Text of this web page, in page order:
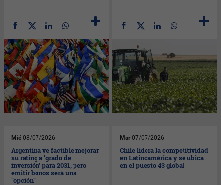
Mié 08/07/2026
Argentina ve factible mejorar
su rating a 'grado de
inversión' para 2031, pero
emitir bonos será una
"opción"
Mar 07/07/2026
Chile lidera la competitividad
en Latinoamérica y se ubica
en el puesto 43 global